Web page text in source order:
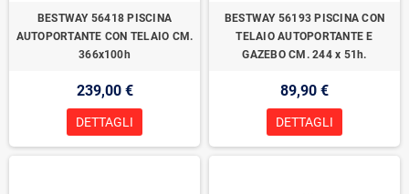
BESTWAY 56418 PISCINA
AUTOPORTANTE CON TELAIO CM.
366x100h
239,00 €
DETTAGLI
BESTWAY 56193 PISCINA CON
TELAIO AUTOPORTANTE E
GAZEBO CM. 244 x 51h.
89,90 €
DETTAGLI